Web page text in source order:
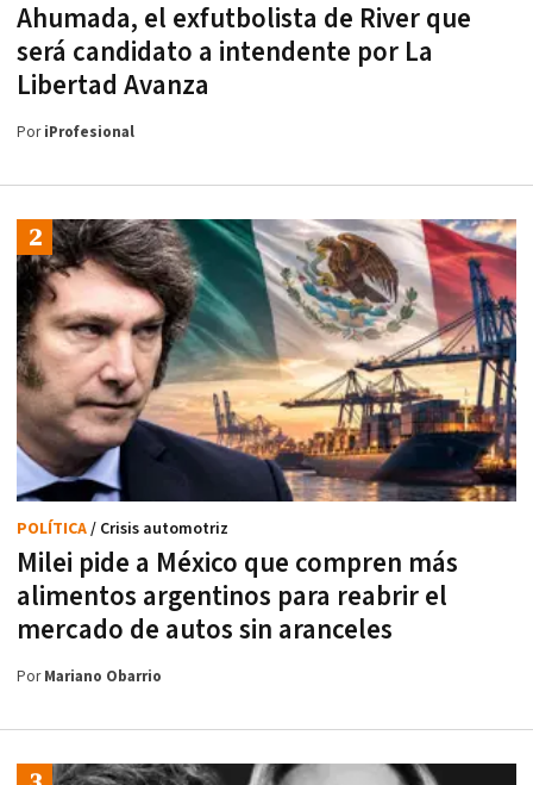
Ahumada, el exfutbolista de River que
será candidato a intendente por La
Libertad Avanza
PoriProfesional
Milei pide a México que compren más
alimentos argentinos para reabrir el
mercado de autos sin aranceles
POLÍTICA/ Crisis automotriz
PorMariano Obarrio